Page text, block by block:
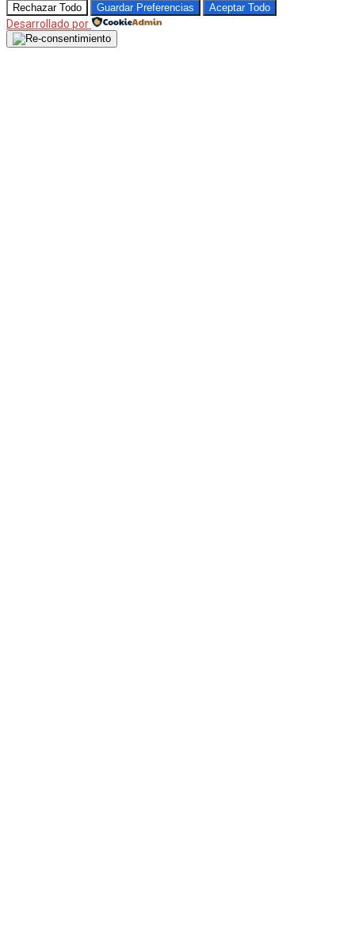
Rechazar Todo Guardar Preferencias Aceptar Todo
Desarrollado por